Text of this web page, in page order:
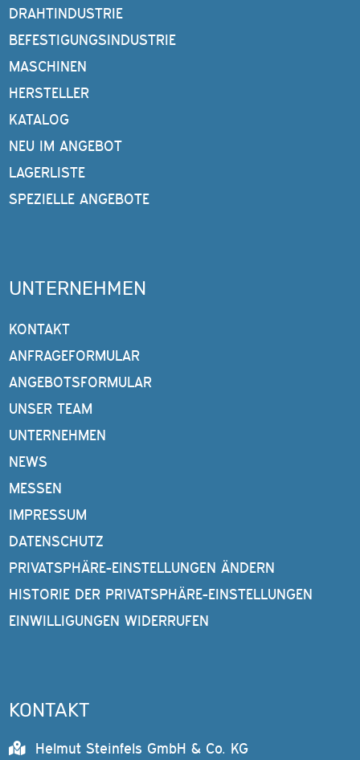
DRAHTINDUSTRIE
BEFESTIGUNGSINDUSTRIE
MASCHINEN
HERSTELLER
KATALOG
NEU IM ANGEBOT
LAGERLISTE
SPEZIELLE ANGEBOTE
UNTERNEHMEN
KONTAKT
ANFRAGEFORMULAR
ANGEBOTSFORMULAR
UNSER TEAM
UNTERNEHMEN
NEWS
MESSEN
IMPRESSUM
DATENSCHUTZ
PRIVATSPHÄRE-EINSTELLUNGEN ÄNDERN
HISTORIE DER PRIVATSPHÄRE-EINSTELLUNGEN
EINWILLIGUNGEN WIDERRUFEN
KONTAKT
Helmut Steinfels GmbH & Co. KG